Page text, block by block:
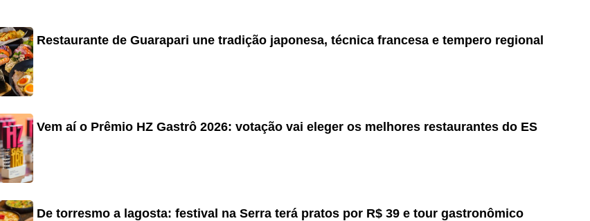
Restaurante de Guarapari une tradição japonesa, técnica francesa e tempero regional
Vem aí o Prêmio HZ Gastrô 2026: votação vai eleger os melhores restaurantes do ES
De torresmo a lagosta: festival na Serra terá pratos por R$ 39 e tour gastronômico